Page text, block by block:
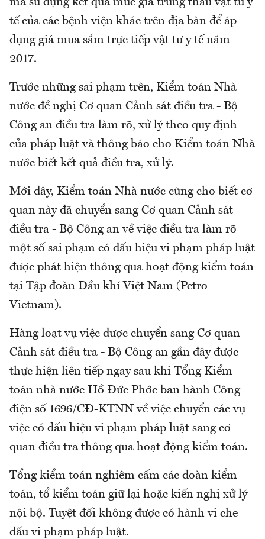
tế của các bệnh viện khác trên địa bàn để áp
dụng giá mua sắm trực tiếp vật tư y tế năm
2017.
Trước những sai phạm trên, Kiểm toán Nhà
nước đề nghị Cơ quan Cảnh sát điều tra - Bộ
Công an điều tra làm rõ, xử lý theo quy định
của pháp luật và thông báo cho Kiểm toán Nhà
nước biết kết quả điều tra, xử lý.
Mới đây, Kiểm toán Nhà nước cũng cho biết cơ
quan này đã chuyển sang Cơ quan Cảnh sát
điều tra - Bộ Công an về việc điều tra làm rõ
một số sai phạm có dấu hiệu vi phạm pháp luật
được phát hiện thông qua hoạt động kiểm toán
tại Tập đoàn Dầu khí Việt Nam (Petro
Vietnam).
Hàng loạt vụ việc được chuyển sang Cơ quan
Cảnh sát điều tra - Bộ Công an gần đây được
thực hiện liên tiếp ngay sau khi Tổng Kiểm
toán nhà nước Hồ Đức Phớc ban hành Công
điện số 1696/CĐ-KTNN về việc chuyển các vụ
việc có dấu hiệu vi phạm pháp luật sang cơ
quan điều tra thông qua hoạt động kiểm toán.
Tổng kiểm toán nghiêm cấm các đoàn kiểm
toán, tổ kiểm toán giữ lại hoặc kiến nghị xử lý
nội bộ. Tuyệt đối không được có hành vi che
dấu vi phạm pháp luật.